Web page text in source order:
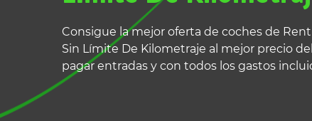
Consigue la mejor oferta de coches de
Sin Límite De Kilometraje al mejor precio
pagar entradas y con todos los gastos